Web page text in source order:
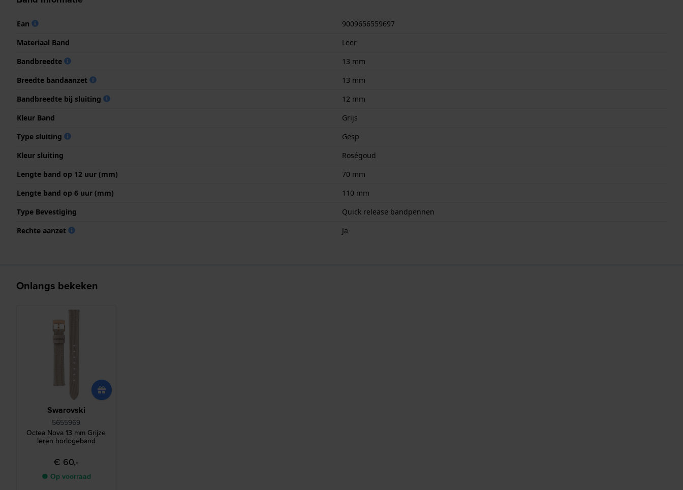
Ean
9009656559697
Materiaal Band
Leer
Bandbreedte
13 mm
Breedte bandaanzet
13 mm
Bandbreedte bij sluiting
12 mm
Kleur Band
Grijs
Type sluiting
Gesp
Kleur sluiting
Roségoud
Lengte band op 12 uur (mm)
70 mm
Lengte band op 6 uur (mm)
110 mm
Type Bevestiging
Quick release bandpennen
Rechte aanzet
Ja
Onlangs bekeken
Swarovski
5655969
Octea Nova 13 mm Grijze
leren horlogeband
€ 60,-
● Op voorraad